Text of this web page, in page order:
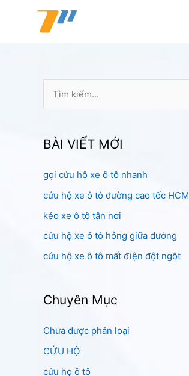
k
ế
m
:
BÀI VIẾT MỚI
gọi cứu hộ xe ô tô nhanh
cứu hộ xe ô tô đường cao tốc HCM
kéo xe ô tô tận nơi
cứu hộ xe ô tô hỏng giữa đường
cứu hộ xe ô tô mất điện đột ngột
Chuyên Mục
Chưa được phân loại
CỨU HỘ
cứu họ ô tô